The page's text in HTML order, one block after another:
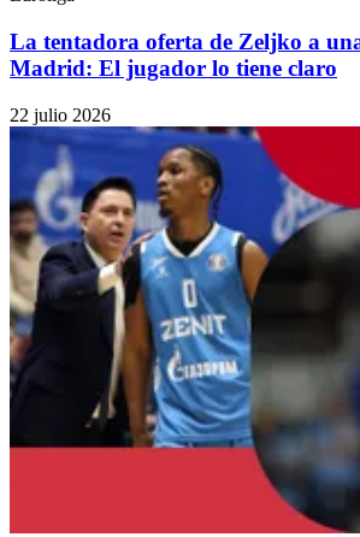
La tentadora oferta de Zeljko a
Madrid: El jugador lo tiene claro
22 julio 2026